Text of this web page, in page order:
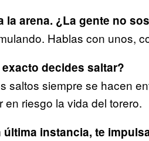
la arena. ¿La gente no
Hablas con unos,
decides saltar?
saltos siempre se hacen
riesgo la vida del torero.
última instancia, te